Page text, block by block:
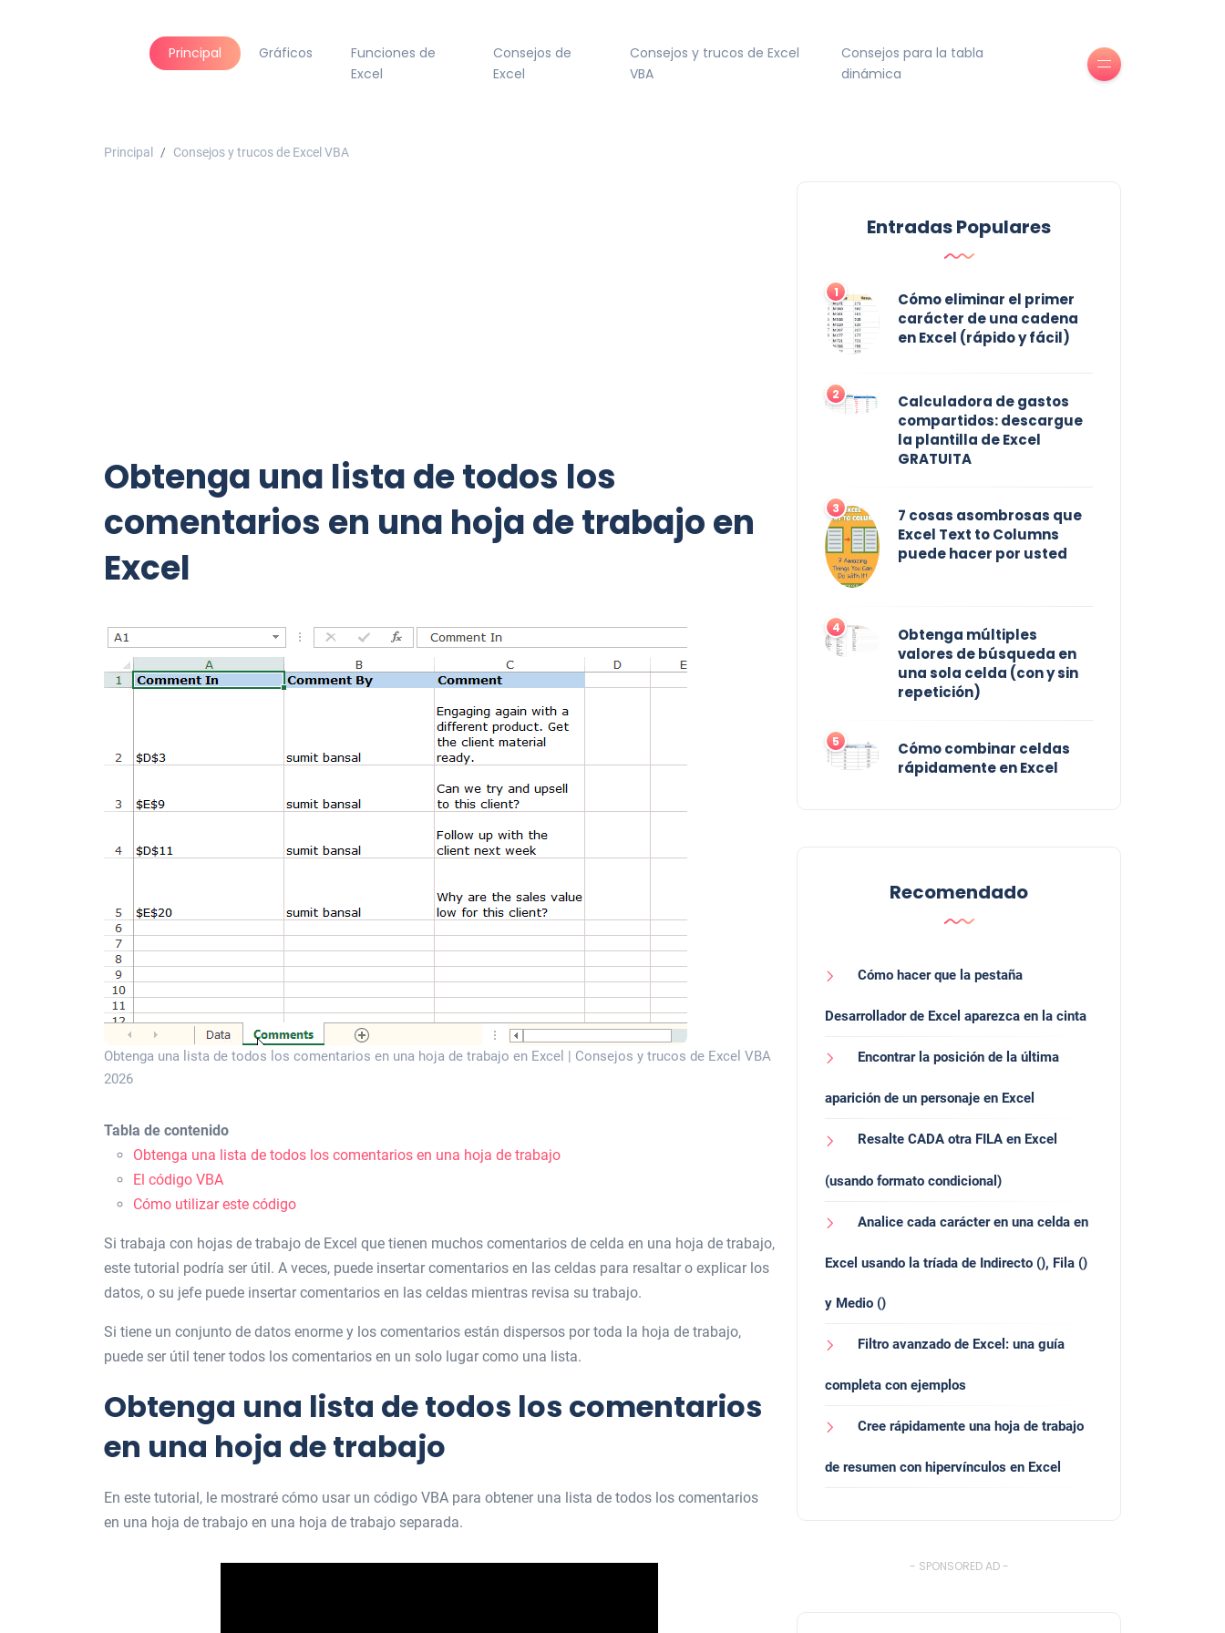
Principal Gráficos
Funciones de
Excel
Consejos de
Excel
Consejos y trucos de Excel
VBA
Consejos para la tabla
dinámica
Principal Consejos y trucos de Excel VBA
Obtenga una lista de todos los
comentarios en una hoja de trabajo en
Excel
Obtenga una lista de todos los comentarios en una hoja de trabajo en Excel | Consejos y trucos de Excel VBA
2026
Tabla de contenido
Obtenga una lista de todos los comentarios en una hoja de trabajo
El código VBA
Cómo utilizar este código
Si trabaja con hojas de trabajo de Excel que tienen muchos comentarios de celda en una hoja de trabajo,
este tutorial podría ser útil. A veces, puede insertar comentarios en las celdas para resaltar o explicar los
datos, o su jefe puede insertar comentarios en las celdas mientras revisa su trabajo.
Si tiene un conjunto de datos enorme y los comentarios están dispersos por toda la hoja de trabajo,
puede ser útil tener todos los comentarios en un solo lugar como una lista.
Obtenga una lista de todos los comentarios
en una hoja de trabajo
En este tutorial, le mostraré cómo usar un código VBA para obtener una lista de todos los comentarios
en una hoja de trabajo en una hoja de trabajo separada.
Entradas Populares
1
Cómo eliminar el primer
carácter de una cadena
en Excel (rápido y fácil)
2
Calculadora de gastos
compartidos: descargue
la plantilla de Excel
GRATUITA
3
7 cosas asombrosas que
Excel Text to Columns
puede hacer por usted
4
Obtenga múltiples
valores de búsqueda en
una sola celda (con y sin
repetición)
5
Cómo combinar celdas
rápidamente en Excel
Recomendado
Cómo hacer que la pestaña
Desarrollador de Excel aparezca en la cinta
Encontrar la posición de la última
aparición de un personaje en Excel
Resalte CADA otra FILA en Excel
(usando formato condicional)
Analice cada carácter en una celda en
Excel usando la tríada de Indirecto (), Fila ()
y Medio ()
Filtro avanzado de Excel: una guía
completa con ejemplos
Cree rápidamente una hoja de trabajo
de resumen con hipervínculos en Excel
- SPONSORED AD -